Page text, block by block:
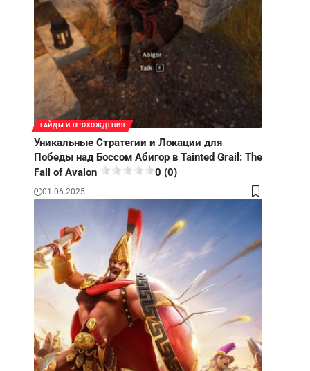
ГАЙДЫ И ПРОХОЖДЕНИЯ
Уникальные Стратегии и Локации для
Победы над Боссом Абигор в Tainted Grail: The
Fall of Avalon
0 (0)
01.06.2025